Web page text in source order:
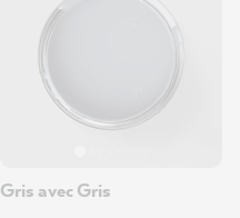
Gris avec Gris